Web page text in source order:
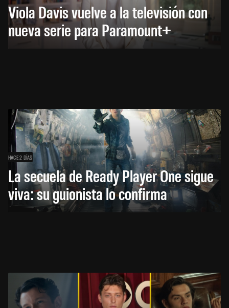
Viola Davis vuelve a la televisión con
nueva serie para Paramount+
HACE 2 DÍAS
La secuela de Ready Player One sigue
viva: su guionista lo confirma